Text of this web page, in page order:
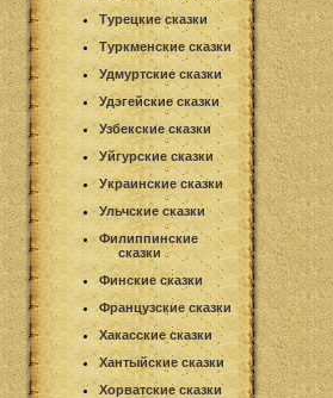
Турецкие сказки
Туркменские сказки
Удмуртские сказки
Удэгейские сказки
Узбекские сказки
Уйгурские сказки
Украинские сказки
Ульчские сказки
Филиппинские
сказки
Финские сказки
Французские сказки
Хакасские сказки
Хантыйские сказки
Хорватские сказки